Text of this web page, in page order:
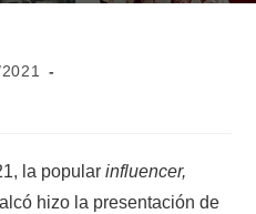
la popularinfluencer,
hizo la presentación de